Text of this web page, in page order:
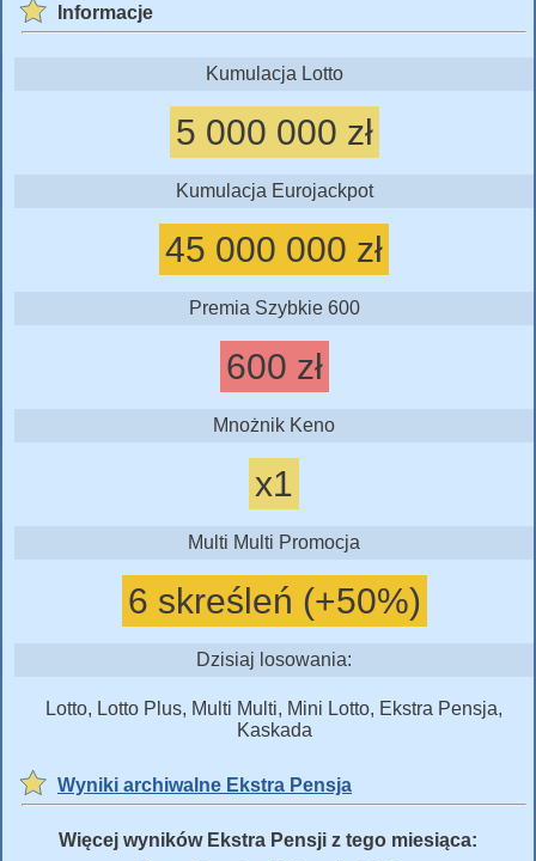
Informacje
Kumulacja Lotto
5 000 000 zł
Kumulacja Eurojackpot
45 000 000 zł
Premia Szybkie 600
600 zł
Mnożnik Keno
x1
Multi Multi Promocja
6 skreśleń (+50%)
Dzisiaj losowania:
Lotto, Lotto Plus, Multi Multi, Mini Lotto, Ekstra Pensja,
Kaskada
Wyniki archiwalne Ekstra Pensja
Więcej wyników Ekstra Pensji z tego miesiąca: